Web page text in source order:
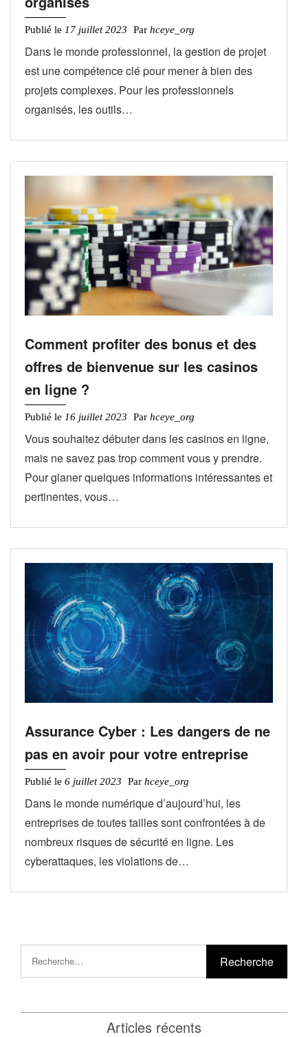
Publié le 17 juillet 2023 Par hceye_org
Dans le monde professionnel, la gestion de projet
est une compétence clé pour mener à bien des
projets complexes. Pour les professionnels
organisés, les outils…
Comment profiter des bonus et des
offres de bienvenue sur les casinos
en ligne ?
Publié le 16 juillet 2023 Par hceye_org
Vous souhaitez débuter dans les casinos en ligne,
mais ne savez pas trop comment vous y prendre.
Pour glaner quelques informations intéressantes et
pertinentes, vous…
Assurance Cyber : Les dangers de ne
pas en avoir pour votre entreprise
Publié le 6 juillet 2023 Par hceye_org
Dans le monde numérique d’aujourd’hui, les
entreprises de toutes tailles sont confrontées à de
nombreux risques de sécurité en ligne. Les
cyberattaques, les violations de…
Articles récents